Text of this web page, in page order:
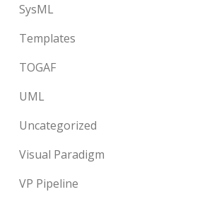
SysML
Templates
TOGAF
UML
Uncategorized
Visual Paradigm
VP Pipeline